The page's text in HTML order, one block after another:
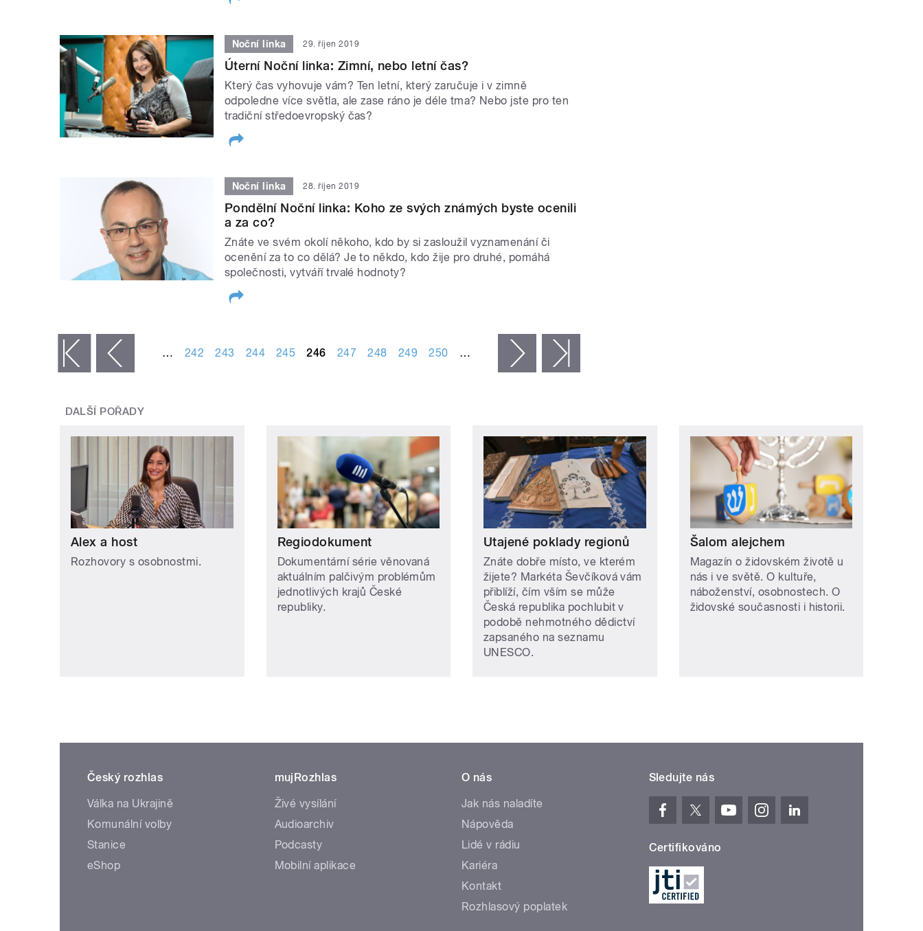
Noční linka 29. říjen 2019
Úterní Noční linka: Zimní, nebo letní čas?
Který čas vyhovuje vám? Ten letní, který zaručuje i v zimně
odpoledne více světla, ale zase ráno je déle tma? Nebo jste pro ten
tradiční středoevropský čas?
Noční linka 28. říjen 2019
Pondělní Noční linka: Koho ze svých známých byste ocenili
a za co?
Znáte ve svém okolí někoho, kdo by si zasloužil vyznamenání či
ocenění za to co dělá? Je to někdo, kdo žije pro druhé, pomáhá
společnosti, vytváří trvalé hodnoty?
‹ předchozí … 242 243 244 245 246 247 248 249 250 … následující ›
DALŠÍ POŘADY
Alex a host
Rozhovory s osobnostmi.
Regiodokument
Dokumentární série věnovaná
aktuálním palčivým problémům
jednotlivých krajů České
republiky.
Utajené poklady regionů
Znáte dobře místo, ve kterém
žijete? Markéta Ševčíková vám
přiblíží, čím vším se může
Česká republika pochlubit v
podobě nehmotného dědictví
zapsaného na seznamu
UNESCO.
Šalom alejchem
Magazín o židovském životě u
nás i ve světě. O kultuře,
náboženství, osobnostech. O
židovské současnosti i historii.
Český rozhlas
Válka na Ukrajině
Komunální volby
Stanice
eShop
mujRozhlas
Živé vysílání
Audioarchiv
Podcasty
Mobilní aplikace
O nás
Jak nás naladíte
Nápověda
Lidé v rádiu
Kariéra
Kontakt
Rozhlasový poplatek
Sledujte nás
Certifikováno